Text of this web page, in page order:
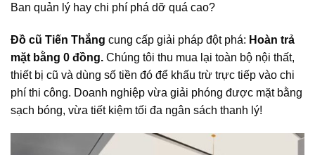
Ban quản lý hay chi phí phá dỡ quá cao?
Đồ cũ Tiến Thắng cung cấp giải pháp đột phá: Hoàn trả
mặt bằng 0 đồng. Chúng tôi thu mua lại toàn bộ nội thất,
thiết bị cũ và dùng số tiền đó để khấu trừ trực tiếp vào chi
phí thi công. Doanh nghiệp vừa giải phóng được mặt bằng
sạch bóng, vừa tiết kiệm tối đa ngân sách thanh lý!